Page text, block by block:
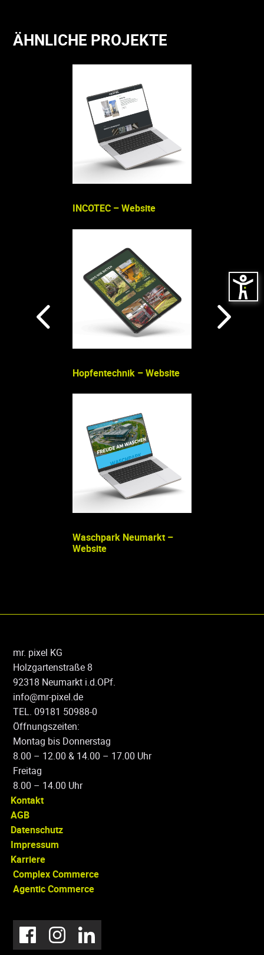
ÄHNLICHE PROJEKTE
INCOTEC – Website
Hopfentechnik – Website
Waschpark Neumarkt –
Website
mr. pixel KG
Holzgartenstraße 8
92318 Neumarkt i.d.OPf.
info@mr-pixel.de
TEL. 09181 50988-0
Öffnungszeiten:
Montag bis Donnerstag
8.00 – 12.00 & 14.00 – 17.00 Uhr
Freitag
8.00 – 14.00 Uhr
Kontakt
AGB
Datenschutz
Impressum
Karriere
Complex Commerce
Agentic Commerce